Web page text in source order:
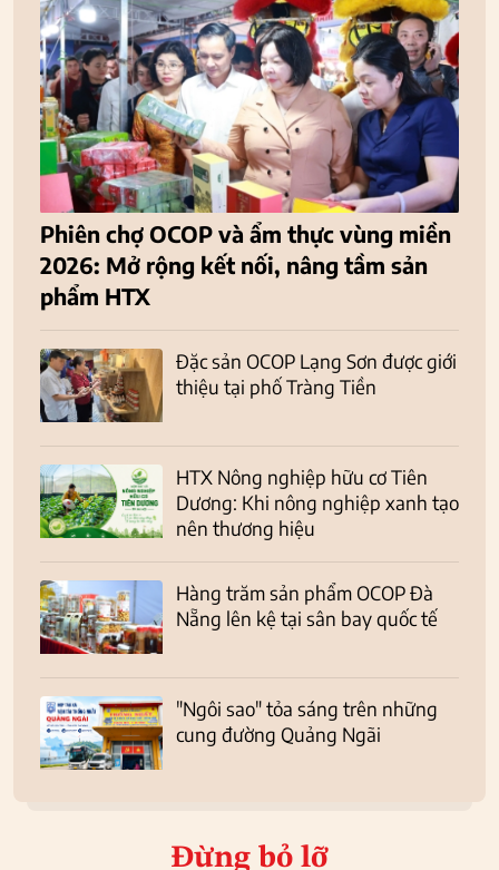
Phiên chợ OCOP và ẩm thực vùng miền
2026: Mở rộng kết nối, nâng tầm sản
phẩm HTX
Đặc sản OCOP Lạng Sơn được giới
thiệu tại phố Tràng Tiền
HTX Nông nghiệp hữu cơ Tiên
Dương: Khi nông nghiệp xanh tạo
nên thương hiệu
Hàng trăm sản phẩm OCOP Đà
Nẵng lên kệ tại sân bay quốc tế
"Ngôi sao" tỏa sáng trên những
cung đường Quảng Ngãi
Đừng bỏ lỡ